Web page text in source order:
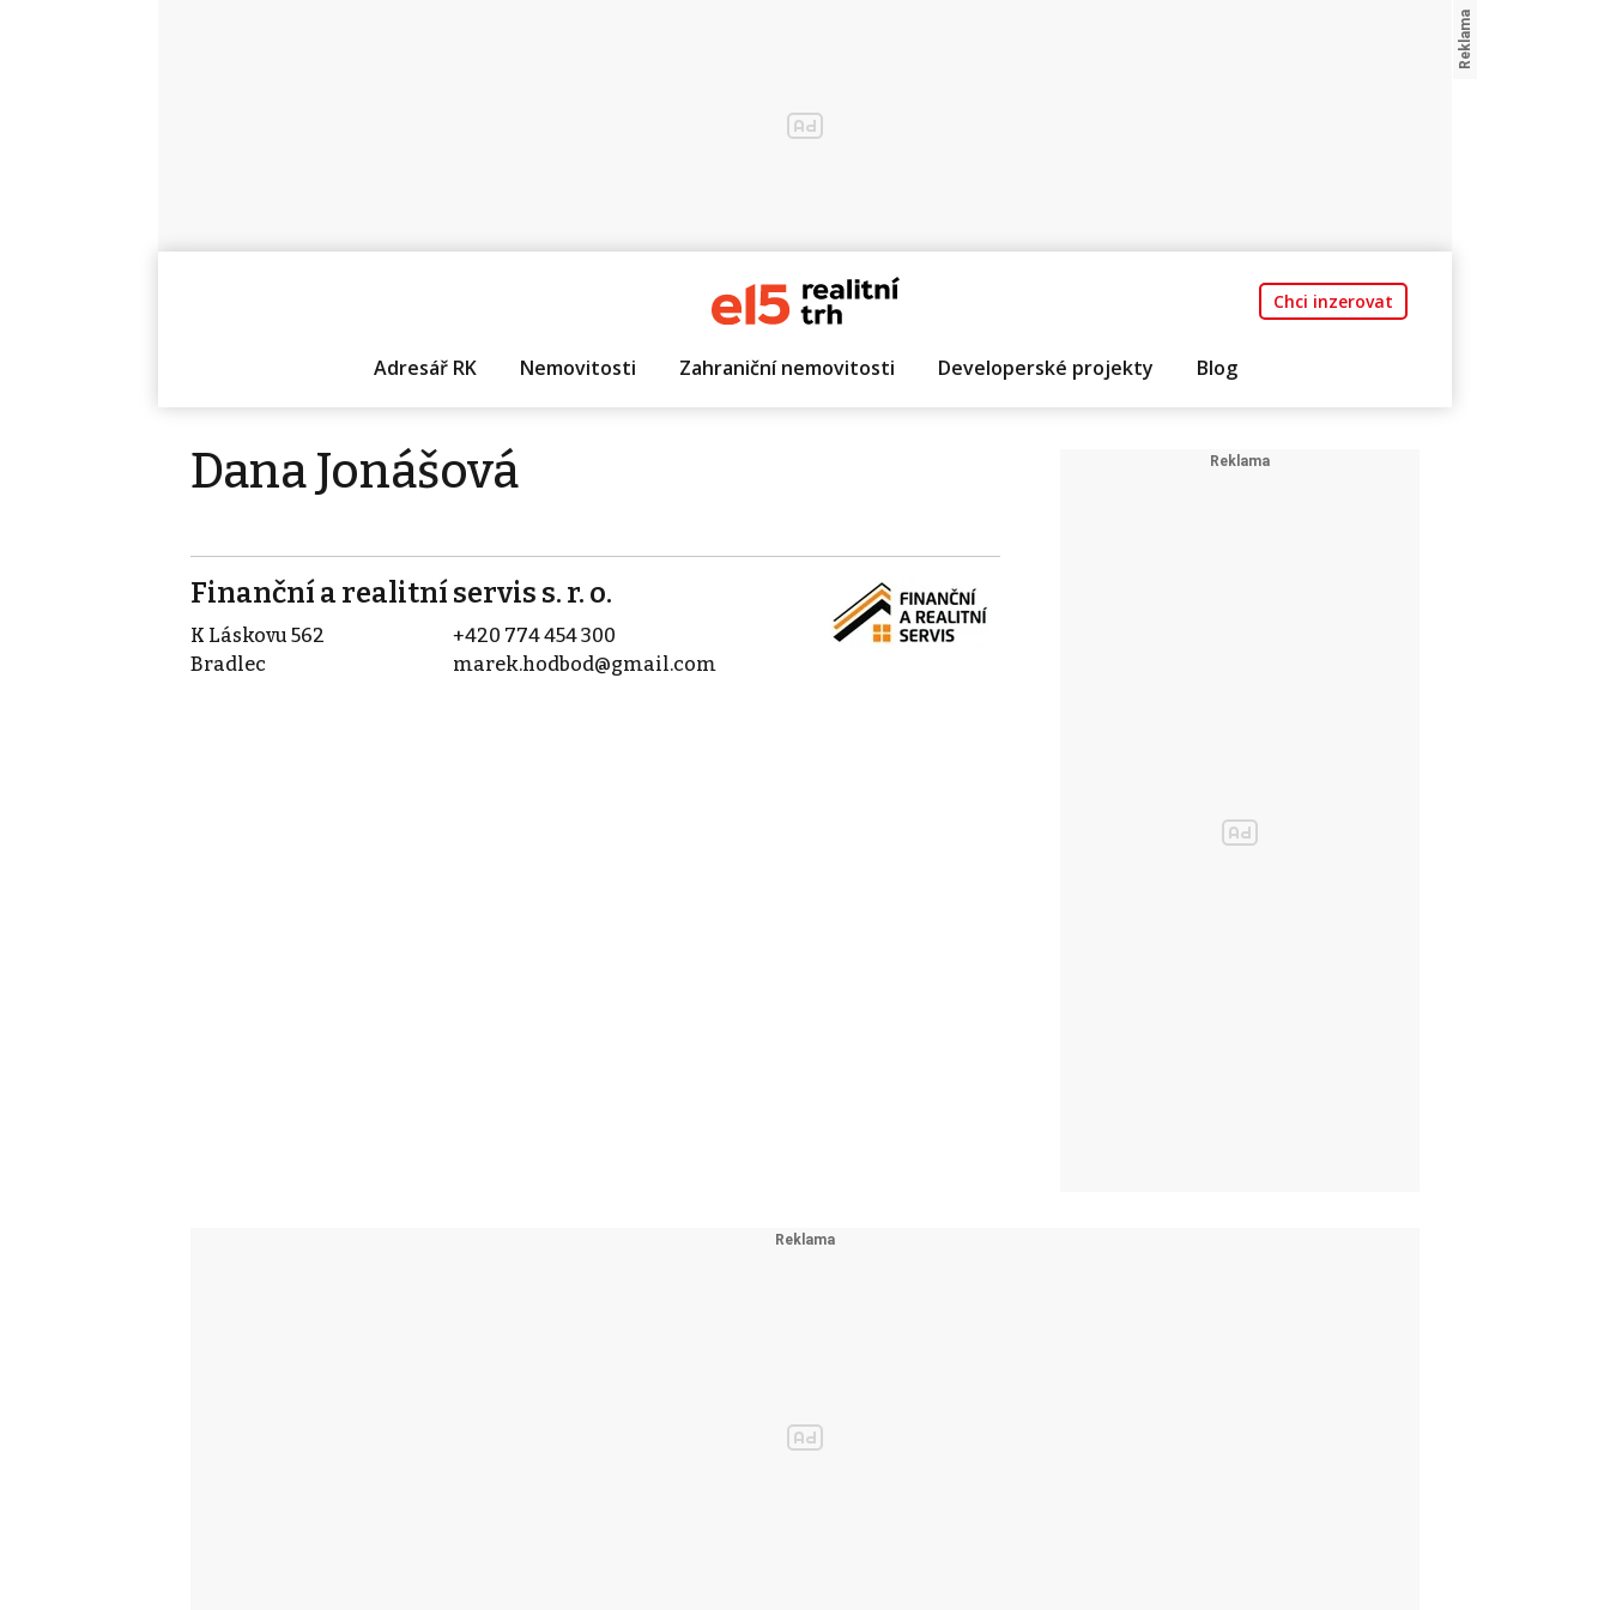
Chci inzerovat
Adresář RK Nemovitosti Zahraniční nemovitosti Developerské projekty Blog
Dana Jonášová
Finanční a realitní servis s. r. o.
K Láskovu 562
Bradlec
+420 774 454 300
marek.hodbod@gmail.com